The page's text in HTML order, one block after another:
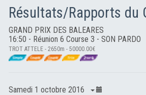
GRAND PRIX DES BALEARES
16:50 - Réunion 6 Course 3 - SON PARDO
TROT ATTELE - 2650m - 50000.00€
Samedi 1 octobre 2016